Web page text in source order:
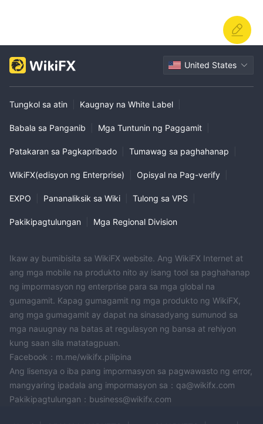
United States
Tungkol sa atin Kaugnay na White Label
Babala sa Panganib Mga Tuntunin ng Paggamit
Patakaran sa Pagkapribado Tumawag sa paghahanap
WikiFX(edisyon ng Enterprise) Opisyal na Pag-verify
EXPO Pananaliksik sa Wiki Tulong sa VPS
Pakikipagtulungan Mga Regional Division
Ikaw ay bumibisita sa WikiFX website. Ang WikiFX Internet at
ang mga mobile na produkto nito ay isang tool sa paghahanap
ng impormasyon ng enterprise para sa mga global na
gumagamit. Kapag gumagamit ng mga produkto ng WikiFX,
ang mga gumagamit ay dapat na sinasadyang sumunod sa
mga nauugnay na batas at regulasyon ng bansa at rehiyon
kung saan sila matatagpuan.
Facebook：m.me/wikifx.pilipina
Ang lisensya o iba pang impormasyon sa pagwawasto ng error,
mangyaring ipadala ang impormasyon sa：qa@wikifx.com
Pakikipagtulungan：business@wikifx.com